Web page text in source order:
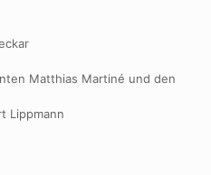
Matthias Martiné und den
Lippmann